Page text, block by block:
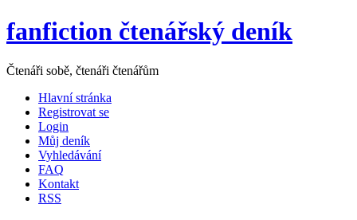
fanfiction čtenářský deník
Čtenáři sobě, čtenáři čtenářům
Hlavní stránka
Registrovat se
Login
Můj deník
Vyhledávání
FAQ
Kontakt
RSS